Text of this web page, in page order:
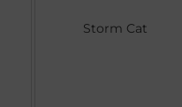
Storm Cat